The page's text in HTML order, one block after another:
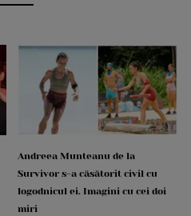
Andreea Munteanu de la
Survivor s-a căsătorit civil cu
logodnicul ei. Imagini cu cei doi
miri